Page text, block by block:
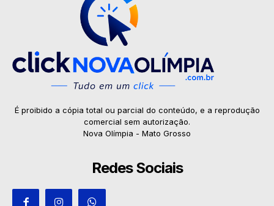
É proibido a cópia total ou parcial do conteúdo, e a reprodução
comercial sem autorização.
Nova Olímpia - Mato Grosso
Redes Sociais